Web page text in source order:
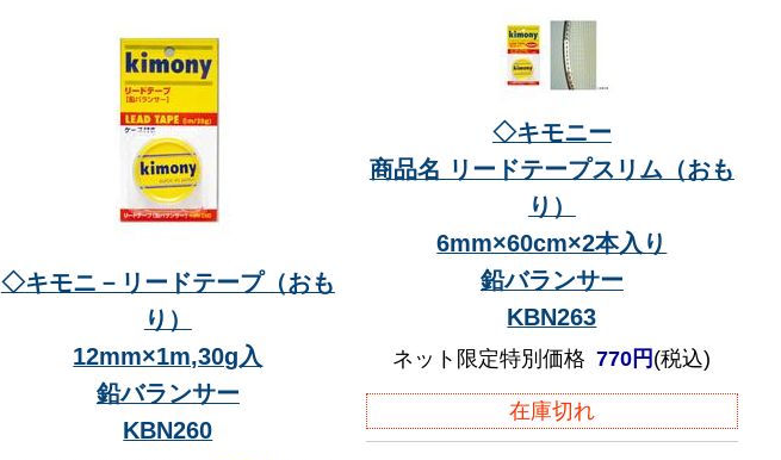
◇キモニ－リードテープ（おも
り）
12mm×1m,30g入
鉛バランサー
KBN260
◇キモニー
商品名 リードテープスリム（おも
り）
6mm×60cm×2本入り
鉛バランサー
KBN263
ネット限定特別価格 770円 (税込)
在庫切れ